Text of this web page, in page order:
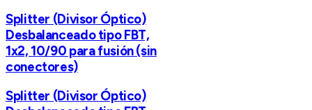
Splitter (Divisor Óptico)
Desbalanceado tipo FBT,
1x2, 10/90 para fusión (sin
conectores)
Splitter (Divisor Óptico)